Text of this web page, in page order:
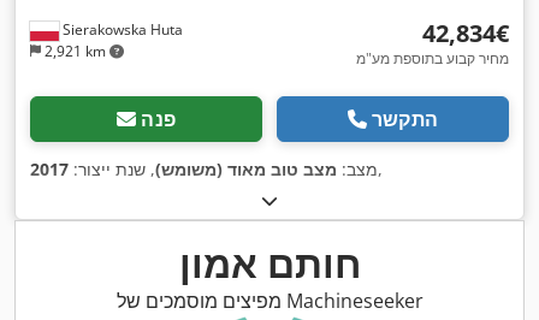
Sierakowska Huta
2,921 km
‏42,834 ‏€
מחיר קבוע בתוספת מע"מ
פנה התקשר
מצב: מצב טוב מאוד (משומש), שנת ייצור: 2017 ,
חותם אמון
מפיצים מוסמכים של Machineseeker